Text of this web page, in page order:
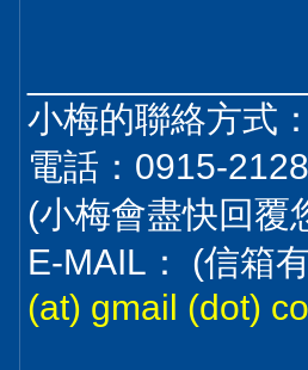
小梅的聯絡方式
電話：0915-
(小梅會盡快回覆
E-MAIL： (信箱
(at) gmail (dot)